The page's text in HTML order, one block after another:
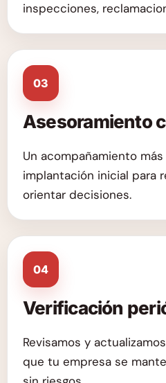
inspecciones,
03
Asesoramiento
Un acompañamiento
implantación inicial para
orientar decisiones.
04
Verificación
Revisamos y
que tu empresa se